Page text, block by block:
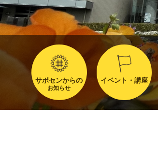
サポセンからの
お知らせ
イベント・講座